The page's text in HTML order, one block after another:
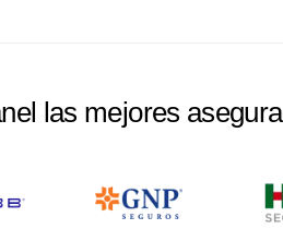
las mejores